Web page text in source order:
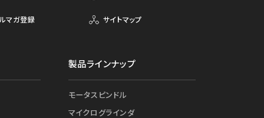
マガ登録 サイトマップ
製品ラインナップ
モータスピンドル
マイクログラインダ